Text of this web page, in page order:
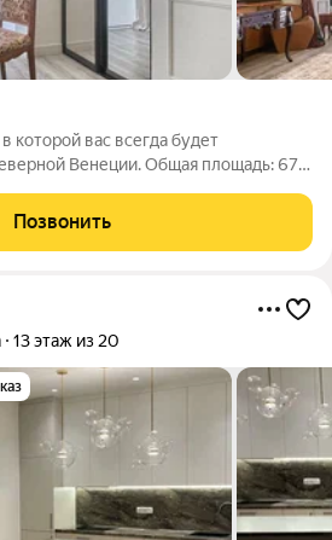
которой вас всегда будет
Общая площадь: 67
пространство светлым, а большая
системой
Позвонить
13 этаж из 20